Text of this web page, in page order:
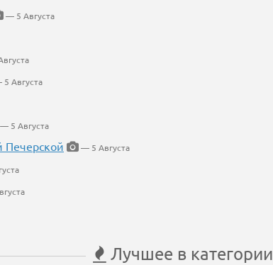
— 5 Августа
Августа
— 5 Августа
Печерской
— 5 Августа
Лучшее в категории